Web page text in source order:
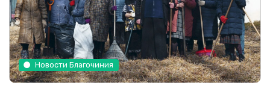
Новости Благочиния